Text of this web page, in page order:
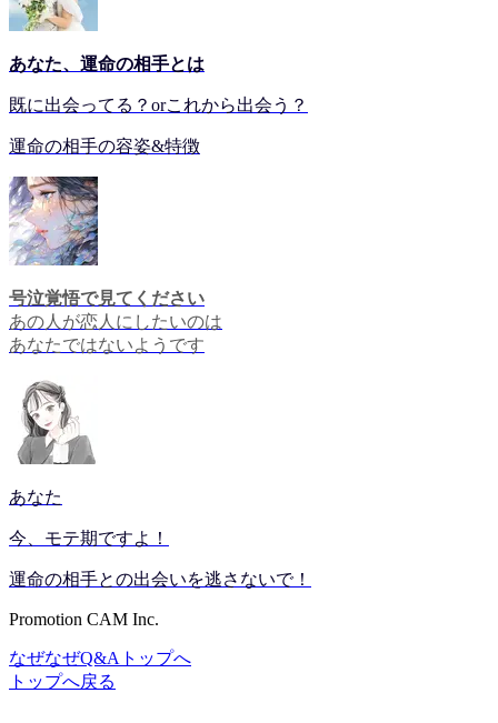
あなた、運命の相手とは
既に出会ってる？orこれから出会う？
運命の相手の容姿&特徴
号泣覚悟で見てください
あの人が恋人にしたいのは
あなたではないようです
あなた
今、モテ期ですよ！
運命の相手との出会いを逃さないで！
Promotion CAM Inc.
なぜなぜQ&Aトップへ
トップへ戻る